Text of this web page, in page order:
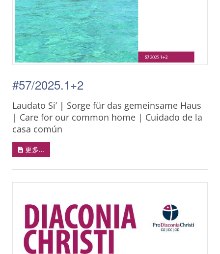
#57/2025.1+2
Laudato Si’ | Sorge für das gemeinsame Haus
| Care for our common home | Cuidado de la
casa común
更多…